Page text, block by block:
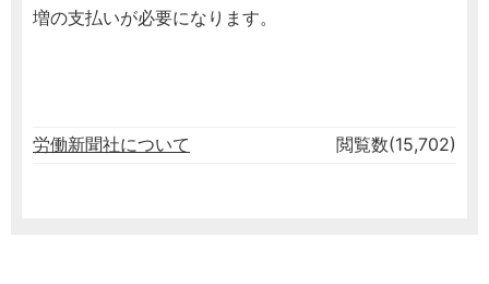
増の支払いが必要になります。
労働新聞社について 閲覧数(15,702)